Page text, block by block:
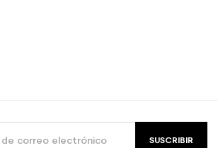
SUSCRIBIR